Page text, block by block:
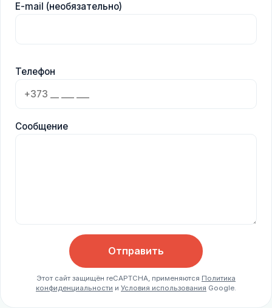
E-mail (необязательно)
Телефон
Сообщение
Отправить
Этот сайт защищён reCAPTCHA, применяются Политика
конфиденциальности и Условия использования Google.